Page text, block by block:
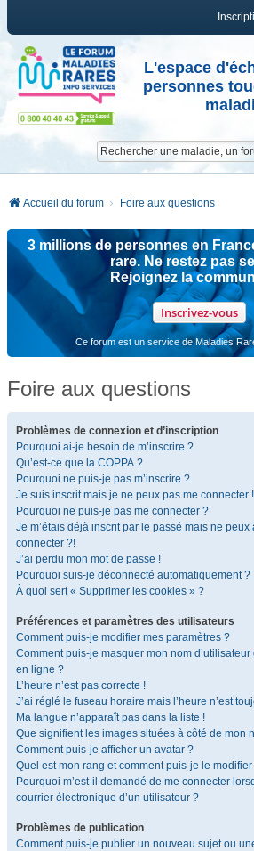
L'espace
personnes
Accueil du forum Foire aux questions
3 millions de personnes en
rare. Ne restez pas
Rejoignez la
Inscrivez-vous
Ce forum est un service de Maladies
Foire aux questions
Problèmes de connexion et d’inscription
Pourquoi ai-je besoin de m’inscrire ?
Qu’est-ce que la COPPA ?
Pourquoi ne puis-je pas m’inscrire ?
Je suis inscrit mais je ne peux pas me connecter !
Pourquoi ne puis-je pas me connecter ?
Je m’étais déjà inscrit par le passé mais ne peux
connecter ?!
J’ai perdu mon mot de passe !
Pourquoi suis-je déconnecté automatiquement ?
À quoi sert « Supprimer les cookies » ?
Préférences et paramètres des utilisateurs
Comment puis-je modifier mes paramètres ?
Comment puis-je masquer mon nom
en ligne ?
L’heure n’est pas correcte !
J’ai réglé le fuseau horaire mais l’heure n’est
Ma langue n’apparaît pas dans la liste !
Que signifient les images situées à côté de mon
Comment puis-je afficher un avatar ?
Quel est mon rang et comment puis-je le modifier
Pourquoi m’est-il demandé de me connecter
courrier électronique d’un utilisateur ?
Problèmes de publication
Comment puis-je publier un nouveau sujet ou